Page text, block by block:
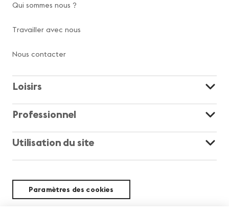
Qui sommes nous ?
Travailler avec nous
Nous contacter
Loisirs
Professionnel
Utilisation du site
Paramètres des cookies